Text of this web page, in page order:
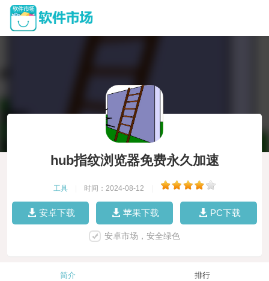
hub指纹浏览器免费永久加速
工具 时间：2024-08-12
安卓下载 苹果下载 PC下载
安卓市场，安全绿色
简介 排行